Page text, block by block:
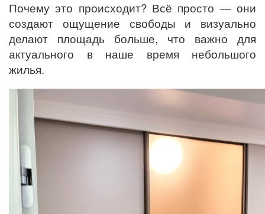
Почему это происходит? Всё просто — они
создают ощущение свободы и визуально
делают площадь больше, что важно для
актуального в наше время небольшого
жилья.